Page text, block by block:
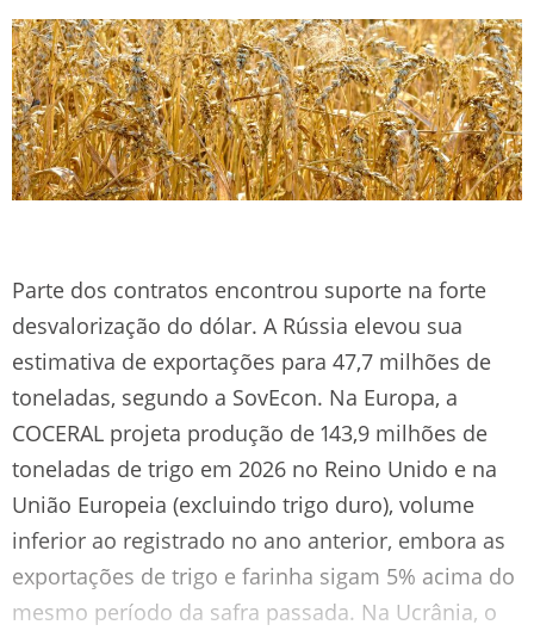
Parte dos contratos encontrou suporte na forte
desvalorização do dólar. A Rússia elevou sua
estimativa de exportações para 47,7 milhões de
toneladas, segundo a SovEcon. Na Europa, a
COCERAL projeta produção de 143,9 milhões de
toneladas de trigo em 2026 no Reino Unido e na
União Europeia (excluindo trigo duro), volume
inferior ao registrado no ano anterior, embora as
exportações de trigo e farinha sigam 5% acima do
mesmo período da safra passada. Na Ucrânia, o